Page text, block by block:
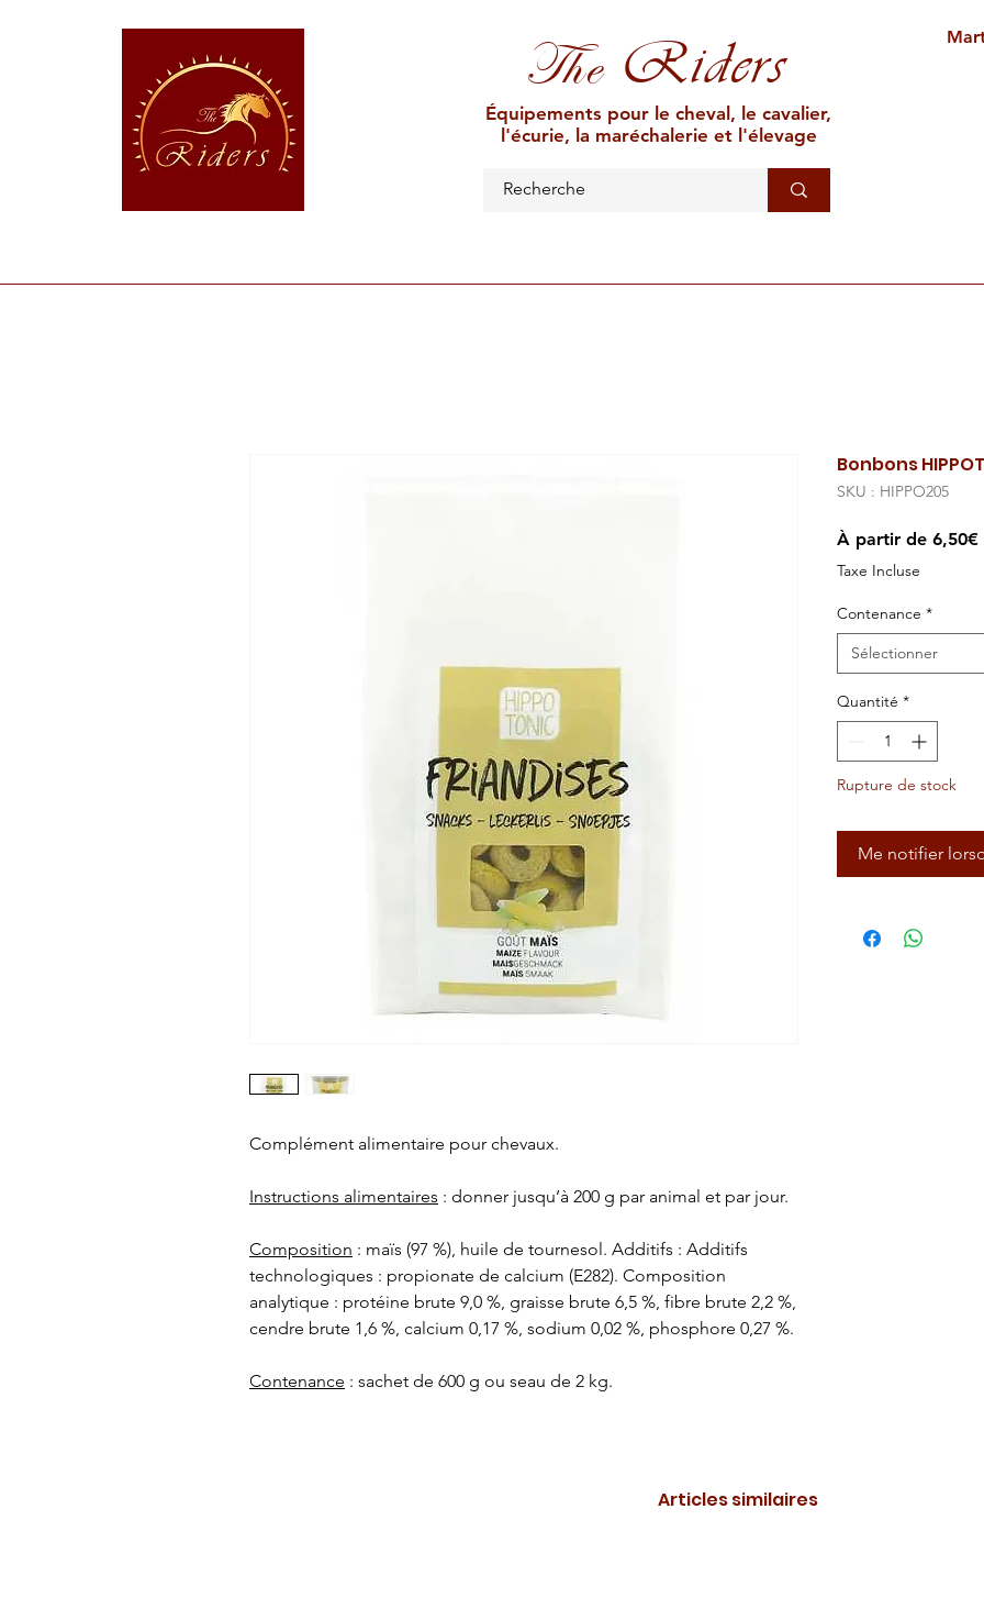
TheRiders
Équipements pour le cheval, le cavalier,
l'écurie, la maréchalerie et l'élevage
Complément alimentaire pour chevaux.
Instructions alimentaires : donner jusqu’à 200 g par animal et par jour.
Composition : maïs (97 %), huile de tournesol. Additifs : Additifs
technologiques : propionate de calcium (E282). Composition
analytique : protéine brute 9,0 %, graisse brute 6,5 %, fibre brute 2,2 %,
cendre brute 1,6 %, calcium 0,17 %, sodium 0,02 %, phosphore 0,27 %.
Contenance : sachet de 600 g ou seau de 2 kg.
Bonbons
SKU : HIPPO205
À partir de 6,50€
Taxe Incluse
Contenance *
Sélectionner
Quantité *
Rupture de stock
Me notifier
Articles similaires